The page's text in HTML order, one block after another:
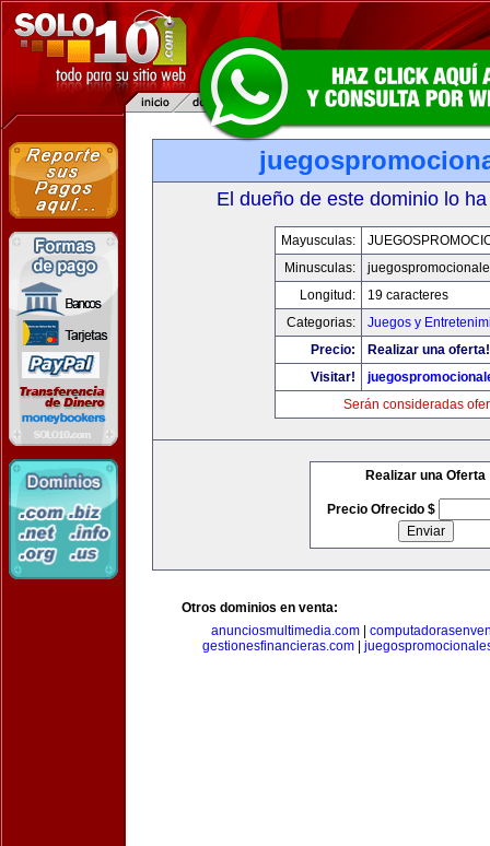
El dueño de este dominio lo
Mayusculas:
Minusculas:
Longitud:
19 caracteres
Categorias:
Juegos y
Precio:
Realizar una oferta!
Visitar!
Serán consideradas
Realizar una Oferta
Precio Ofrecido $
Otros dominios en venta:
anunciosmultimedia.com
gestionesfinancieras.com